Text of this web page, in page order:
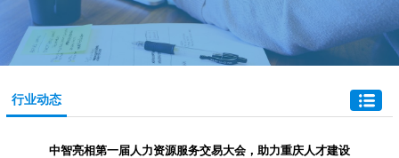
行业动态
中智亮相第一届人力资源服务交易大会，助力重庆人才建设